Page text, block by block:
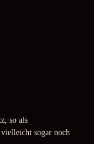
so als
sogar noch